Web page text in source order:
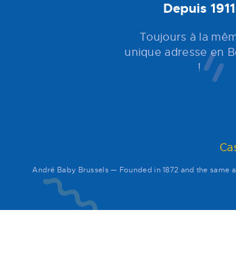
Depuis 1911
Toujours à la
unique adresse en
!
André Baby Brussels — Founded in 1872 and the same